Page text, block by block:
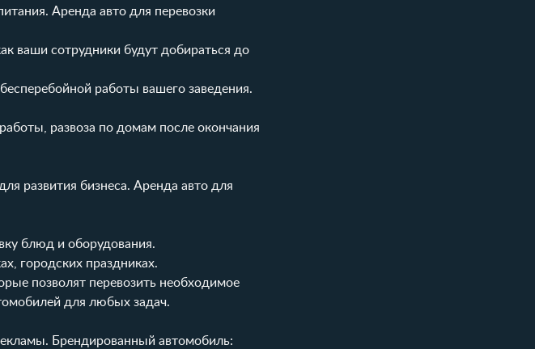
Аренда авто для перевозки
ваши сотрудники будут добираться до
работы вашего заведения.
развоза по домам после окончания
развития бизнеса. Аренда авто для
блюд и оборудования.
городских праздниках.
позволят перевозить необходимое
для любых задач.
Брендированный автомобиль: